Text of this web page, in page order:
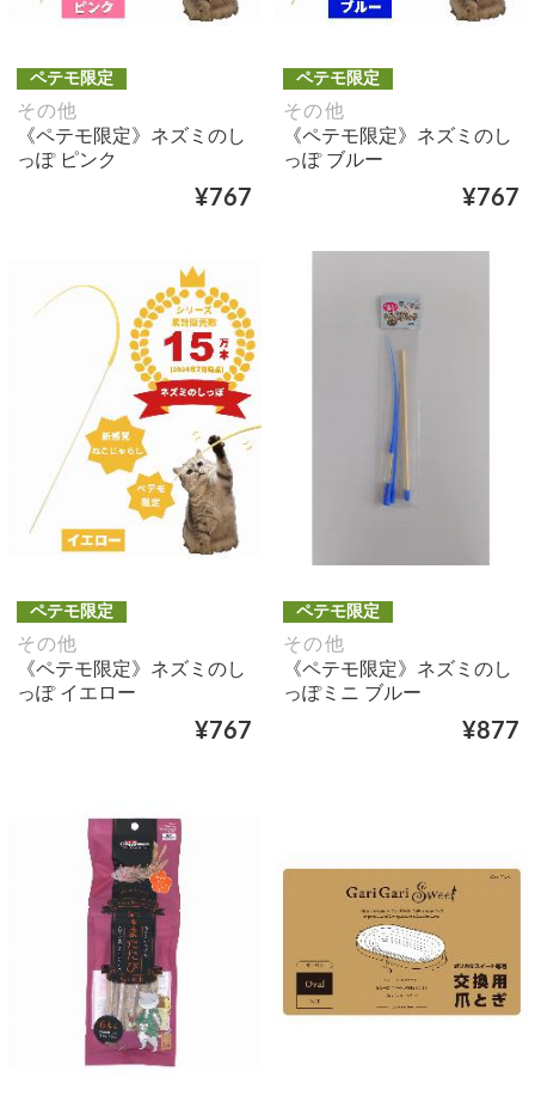
ペテモ限定
その他
《ペテモ限定》ネズミのし
っぽ ピンク
¥767
ペテモ限定
その他
《ペテモ限定》ネズミのし
っぽ ブルー
¥767
ペテモ限定
その他
《ペテモ限定》ネズミのし
っぽ イエロー
¥767
ペテモ限定
その他
《ペテモ限定》ネズミのし
っぽミニ ブルー
¥877